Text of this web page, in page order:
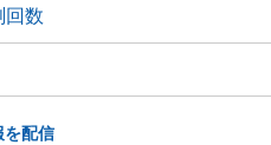
回数
を配信